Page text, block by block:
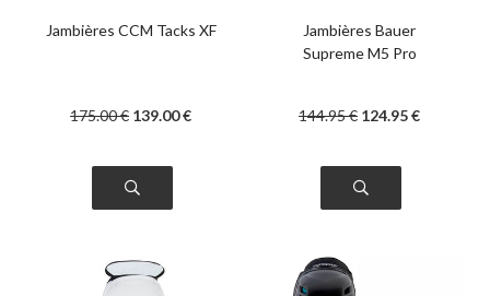
Jambières CCM Tacks XF
175.00€ 139.00€
Jambières Bauer
Supreme M5 Pro
144.95€ 124.95€